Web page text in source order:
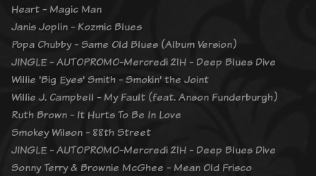
Heart - Magic Man
Janis Joplin - Kozmic Blues
Popa Chubby - Same Old Blues (Album Version)
JINGLE - AUTOPROMO-Mercredi 21H - Deep Blues Dive
Willie 'Big Eyes' Smith - Smokin' the Joint
Willie J. Campbell - My Fault (feat. Anson Funderburgh)
Ruth Brown - It Hurts To Be In Love
Smokey Wilson - 88th Street
JINGLE - AUTOPROMO-Mercredi 21H - Deep Blues Dive
Sonny Terry & Brownie McGhee - Mean Old Frisco